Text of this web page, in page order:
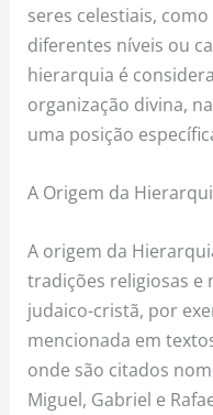
seres celestiais,
diferentes níveis ou
hierarquia é
organização divina,
uma posição
A Origem da
A origem da
tradições religiosas e
judaico-cristã, por
mencionada em
onde são citados
Miguel, Gabriel e